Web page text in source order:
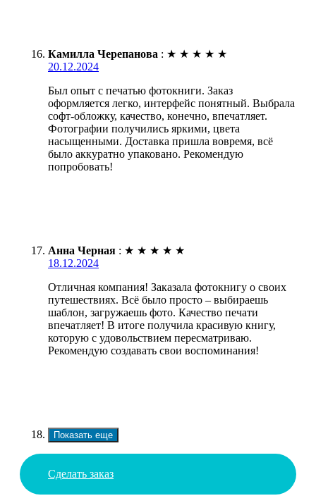
Камилла Черепанова : ★ ★ ★ ★ ★
20.12.2024
Был опыт с печатью фотокниги. Заказ
оформляется легко, интерфейс понятный. Выбрала
софт-обложку, качество, конечно, впечатляет.
Фотографии получились яркими, цвета
насыщенными. Доставка пришла вовремя, всё
было аккуратно упаковано. Рекомендую
попробовать!
Анна Черная : ★ ★ ★ ★ ★
18.12.2024
Отличная компания! Заказала фотокнигу о своих
путешествиях. Всё было просто – выбираешь
шаблон, загружаешь фото. Качество печати
впечатляет! В итоге получила красивую книгу,
которую с удовольствием пересматриваю.
Рекомендую создавать свои воспоминания!
Показать еще
Сделать заказ